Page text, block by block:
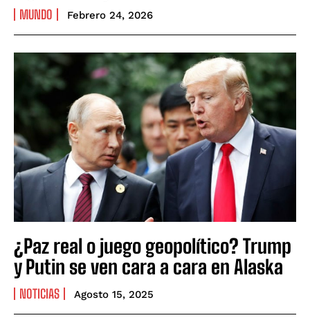
MUNDO Febrero 24, 2026
¿Paz real o juego geopolítico? Trump
y Putin se ven cara a cara en Alaska
NOTICIAS Agosto 15, 2025